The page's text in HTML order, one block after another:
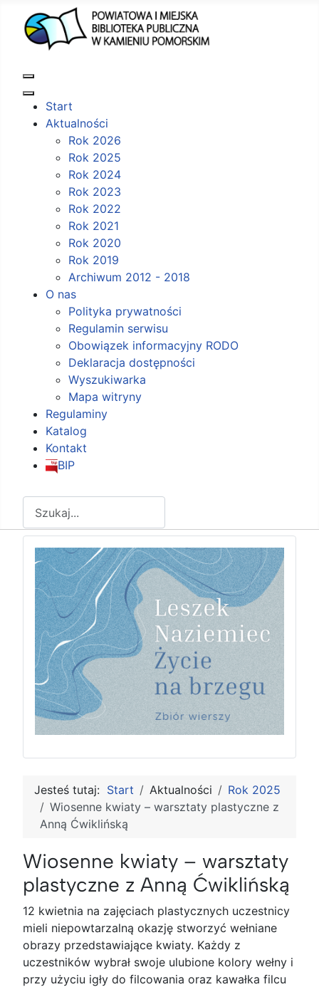
Start
Aktualności
Rok 2026
Rok 2025
Rok 2024
Rok 2023
Rok 2022
Rok 2021
Rok 2020
Rok 2019
Archiwum 2012 - 2018
O nas
Polityka prywatności
Regulamin serwisu
Obowiązek informacyjny RODO
Deklaracja dostępności
Wyszukiwarka
Mapa witryny
Regulaminy
Katalog
Kontakt
BIP
Jesteś tutaj: Start Aktualności
Rok 2025
Wiosenne kwiaty – warsztaty plastyczne z
Anną Ćwiklińską
Wiosenne kwiaty – warsztaty
plastyczne z Anną Ćwiklińską
12 kwietnia na zajęciach plastycznych uczestnicy
mieli niepowtarzalną okazję stworzyć wełniane
obrazy przedstawiające kwiaty. Każdy z
uczestników wybrał swoje ulubione kolory wełny i
przy użyciu igły do filcowania oraz kawałka filcu